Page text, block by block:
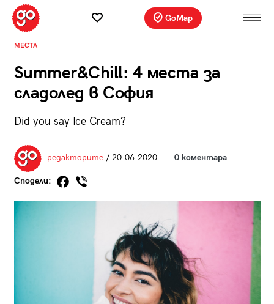
GoMap
МЕСТА
Summer&Chill: 4 места за
сладолед в София
Did you say Ice Cream?
редакторите/ 20.06.2020 0 коментара
Сподели: